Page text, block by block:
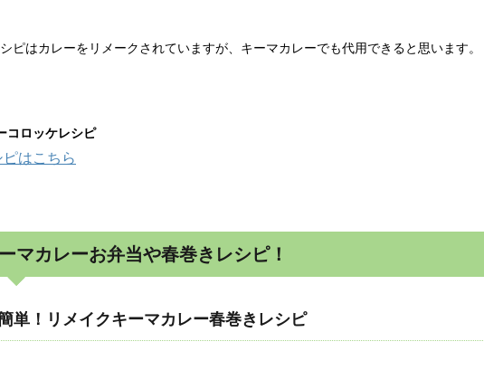
ピはカレーをリメークされていますが、キーマカレーでも代用できると思います。
コロッケレシピ
ピはこちら
マカレーお弁当や春巻きレシピ！
単！リメイクキーマカレー春巻きレシピ